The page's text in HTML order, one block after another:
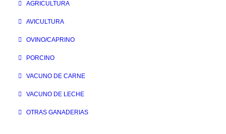
AGRICULTURA
AVICULTURA
OVINO/CAPRINO
PORCINO
VACUNO DE CARNE
VACUNO DE LECHE
OTRAS GANADERIAS